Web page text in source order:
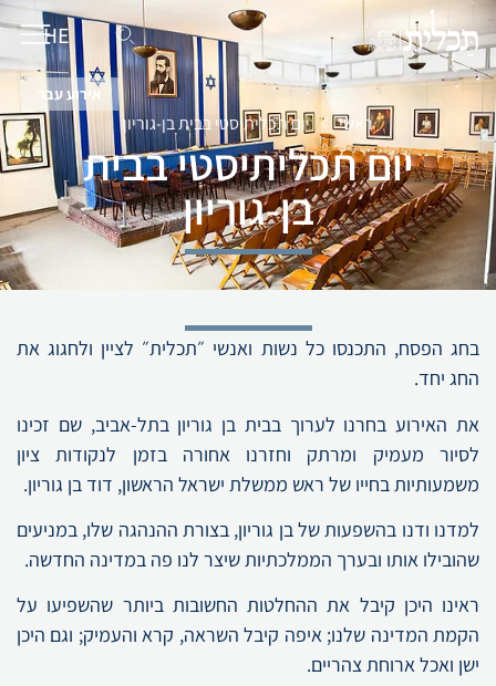
HE
EN
ראשי יום תכליתיסטי בבית בן-גוריון
יום תכליתיסטי בבית
בן-גוריון
אירוע עבר
בחג הפסח, התכנסו כל נשות ואנשי ״תכלית״ לציין ולחגוג את
החג יחד.
את האירוע בחרנו לערוך בבית בן גוריון בתל-אביב, שם זכינו
לסיור מעמיק ומרתק וחזרנו אחורה בזמן לנקודות ציון
משמעותיות בחייו של ראש ממשלת ישראל הראשון, דוד בן גוריון.
למדנו ודנו בהשפעות של בן גוריון, בצורת ההנהגה שלו, במניעים
שהובילו אותו ובערך הממלכתיות שיצר לנו פה במדינה החדשה.
ראינו היכן קיבל את ההחלטות החשובות ביותר שהשפיעו על
הקמת המדינה שלנו; איפה קיבל השראה, קרא והעמיק; וגם היכן
ישן ואכל ארוחת צהריים.